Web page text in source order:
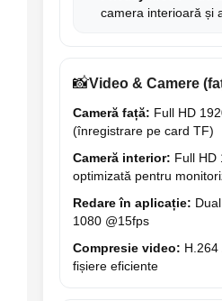
camera interioară și
📸Video & Camere
Cameră față: Full HD
(înregistrare pe card TF)
Cameră interior: Full HD
optimizată pentru
Redare în aplicație:
1080 @15fps
Compresie video: H.264
fișiere eficiente